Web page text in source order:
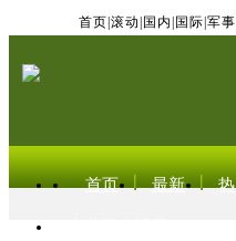
首页 滚动 国内 国际 军事
首页 最新